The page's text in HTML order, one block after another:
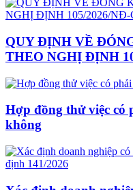
QUY ĐỊNH VỀ
THEO NGHỊ ĐỊNH
Hợp đồng thử việc có
không